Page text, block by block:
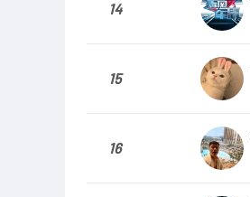
14
15
16